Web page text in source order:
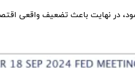
در نهایت باعث تضعیف واقعی